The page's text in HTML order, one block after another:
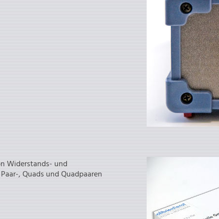
Widerstands- und
, Quads und Quadpaaren